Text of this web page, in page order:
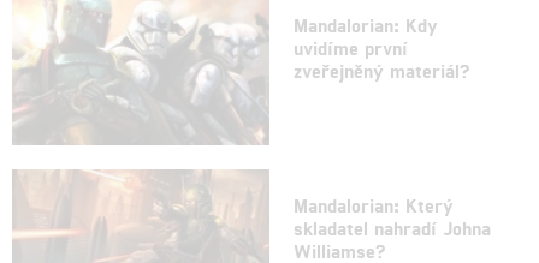
Mandalorian: Kdy
uvidíme první
zveřejněný materiál?
Mandalorian: Který
skladatel nahradí Johna
Williamse?